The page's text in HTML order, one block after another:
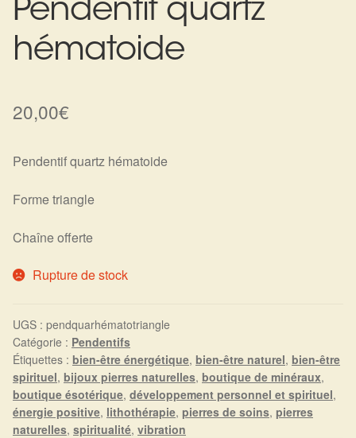
Harmonisation de l’être
Soin beauté
Encens
Déco
Cadeaux de naissance
Ésotérisme : les pratiques spirituelles du monde invisible
Arts Divinatoires : Percez les Mystères de l’Invisible
Magie: Le Savoir des Sorcières
Pendentif quartz
hématoide
20,00€
Pendentif quartz hématoide
Forme triangle
Chaîne offerte
Rupture de stock
UGS : pendquarhématotriangle
Catégorie : Pendentifs
Étiquettes : bien-être énergétique, bien-être naturel, bien-être
spirituel, bijoux pierres naturelles, boutique de minéraux,
boutique ésotérique, développement personnel et spirituel,
énergie positive, lithothérapie, pierres de soins, pierres
naturelles, spiritualité, vibration